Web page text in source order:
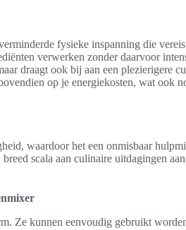
fysieke inspanning die
verwerken zonder daarvoor
draagt ook bij aan een plezierigere
op je energiekosten, wat ook
waardoor het een onmisbaar
scala aan culinaire uitdagingen
Ze kunnen eenvoudig gebruikt